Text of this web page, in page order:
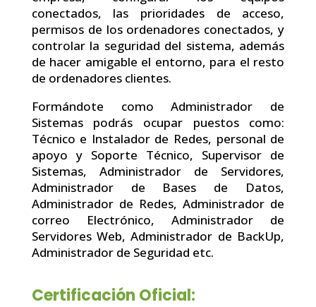
conectados, las prioridades de acceso,
permisos de los ordenadores conectados, y
controlar la seguridad del sistema, además
de hacer amigable el entorno, para el resto
de ordenadores clientes.
Formándote como Administrador de
Sistemas podrás ocupar puestos como:
Técnico e Instalador de Redes, personal de
apoyo y Soporte Técnico, Supervisor de
Sistemas, Administrador de Servidores,
Administrador de Bases de Datos,
Administrador de Redes, Administrador de
correo Electrónico, Administrador de
Servidores Web, Administrador de BackUp,
Administrador de Seguridad etc.
Certificación Oficial: